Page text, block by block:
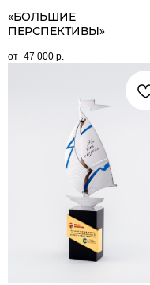
«БОЛЬШИЕ
ПЕРСПЕКТИВЫ»
47 000 р.